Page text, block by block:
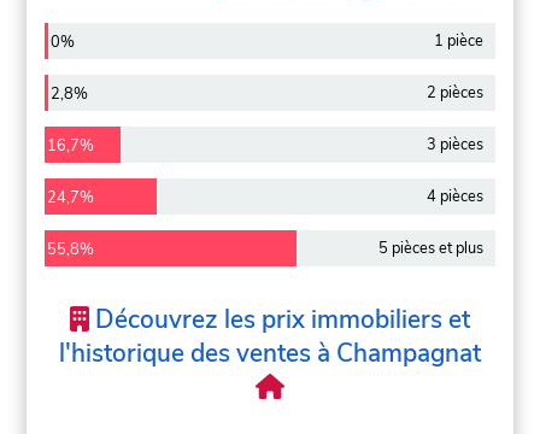
0% 1 pièce
2,8% 2 pièces
16,7% 3 pièces
24,7% 4 pièces
55,8% 5 pièces et plus
Découvrez les prix immobiliers et
l'historique des ventes à Champagnat